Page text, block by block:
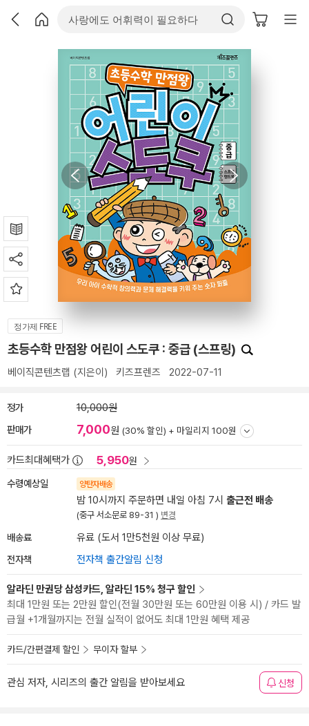
정가제 FREE
초등수학 만점왕 어린이 스도쿠 : 중급 (스프링)
베이직콘텐츠랩 (지은이) 키즈프렌즈 2022-07-11
정가 10,000원
판매가 7,000원 (30% 할인) + 마일리지 100원
카드최대혜택가 5,950원
수령예상일 양탄자배송
밤 10시까지 주문하면 내일 아침 7시 출근전 배송
(중구 서소문로 89-31 ) 변경
배송료 유료 (도서 1만5천원 이상 무료)
전자책 전자책 출간알림 신청
알라딘 만권당 삼성카드, 알라딘 15% 청구 할인
최대 1만원 또는 2만원 할인(전월 30만원 또는 60만원 이용 시) / 카드 발
급월 +1개월까지는 전월 실적이 없어도 최대 1만원 혜택 제공
카드/간편결제 할인 무이자 할부
관심 저자, 시리즈의 출간 알림을 받아보세요 신청